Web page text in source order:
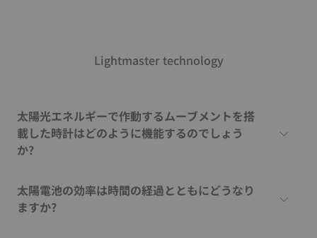
Lightmaster technology
太陽光エネルギーで作動するムーブメントを搭
載した時計はどのように機能するのでしょう
か?
太陽電池の効率は時間の経過とともにどうなり
ますか?